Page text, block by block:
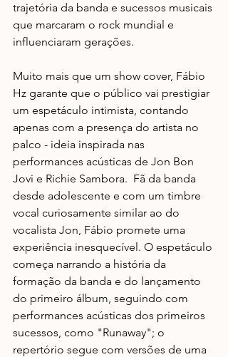
trajetória da banda e sucessos musicais
que marcaram o rock mundial e
influenciaram gerações.
Muito mais que um show cover, Fábio
Hz garante que o público vai prestigiar
um espetáculo intimista, contando
apenas com a presença do artista no
palco - ideia inspirada nas
performances acústicas de Jon Bon
Jovi e Richie Sambora.  Fã da banda
desde adolescente e com um timbre
vocal curiosamente similar ao do
vocalista Jon, Fábio promete uma
experiência inesquecível. O espetáculo
começa narrando a história da
formação da banda e do lançamento
do primeiro álbum, seguindo com
performances acústicas dos primeiros
sucessos, como "Runaway"; o
repertório segue com versões de uma